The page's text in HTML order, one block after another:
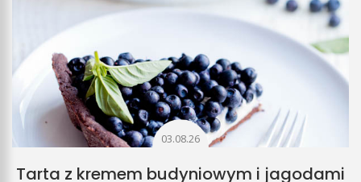
03.08.26
Tarta z kremem budyniowym i jagodami